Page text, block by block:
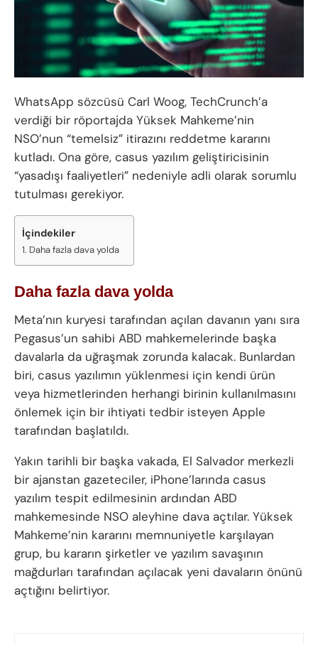
WhatsApp sözcüsü Carl Woog, TechCrunch’a
verdiği bir röportajda Yüksek Mahkeme’nin
NSO’nun “temelsiz” itirazını reddetme kararını
kutladı. Ona göre, casus yazılım geliştiricisinin
“yasadışı faaliyetleri” nedeniyle adli olarak sorumlu
tutulması gerekiyor.
İçindekiler
Daha fazla dava yolda
Daha fazla dava yolda
Meta’nın kuryesi tarafından açılan davanın yanı sıra
Pegasus’un sahibi ABD mahkemelerinde başka
davalarla da uğraşmak zorunda kalacak. Bunlardan
biri, casus yazılımın yüklenmesi için kendi ürün
veya hizmetlerinden herhangi birinin kullanılmasını
önlemek için bir ihtiyati tedbir isteyen Apple
tarafından başlatıldı.
Yakın tarihli bir başka vakada, El Salvador merkezli
bir ajanstan gazeteciler, iPhone’larında casus
yazılım tespit edilmesinin ardından ABD
mahkemesinde NSO aleyhine dava açtılar. Yüksek
Mahkeme’nin kararını memnuniyetle karşılayan
grup, bu kararın şirketler ve yazılım savaşının
mağdurları tarafından açılacak yeni davaların önünü
açtığını belirtiyor.